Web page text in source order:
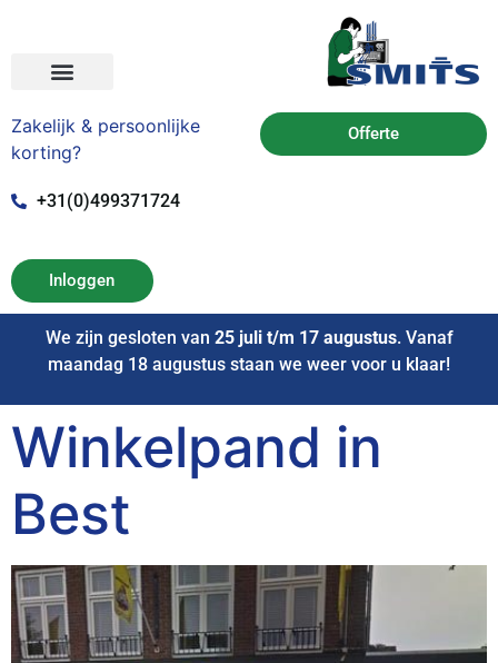
Zakelijk & persoonlijke
korting?
+31(0)499371724
Offerte
Inloggen
We zijn gesloten van 25 juli t/m 17 augustus. Vanaf
maandag 18 augustus staan we weer voor u klaar!
Winkelpand in
Best